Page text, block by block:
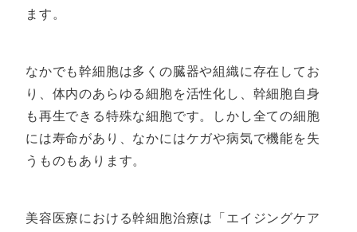
ます。
なかでも幹細胞は多くの臓器や組織に存在してお
り、体内のあらゆる細胞を活性化し、幹細胞自身
も再生できる特殊な細胞です。しかし全ての細胞
には寿命があり、なかにはケガや病気で機能を失
うものもあります。
美容医療における幹細胞治療は「エイジングケア